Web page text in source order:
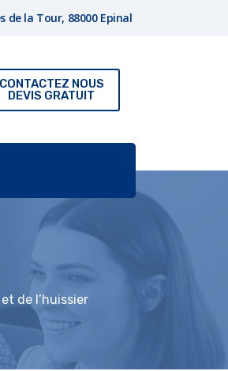
de la Tour, 88000 Epinal
CONTACTEZ NOUS
DEVIS GRATUIT
de l’huissier